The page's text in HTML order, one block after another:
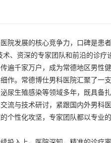
院发展的核心竞争力，口碑是患
术、资深的专家团队和前沿的诊
遍千家万户，成为常德地区男性
作。常德博仕男科医院汇聚了一
尿生殖感染等领域多年，既具备
流与技术研讨，紧跟国内外男科
个性化攻坚，专家团队都以专业